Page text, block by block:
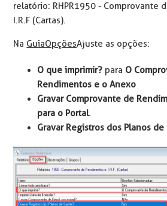
relatório: RHPR1950 - Comprovante
I.R.F (Cartas).
Na Guia OpçõesAjuste as opções:
O que imprimir? para O
Rendimentos e o Anexo
Gravar Comprovante de
para o Portal.
Gravar Registros dos Planos de